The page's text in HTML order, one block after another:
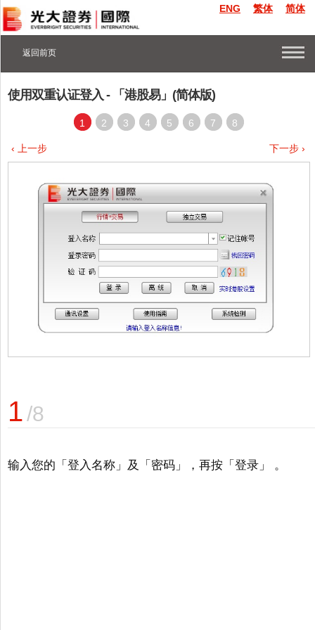
ENG 繁体 简体
返回前页
使用双重认证登入 - 「港股易」(简体版)
1 2 3 4 5 6 7 8
‹ 上一步 下一步 ›
1 /8
输入您的「登入名称」及「密码」，再按「登录」 。